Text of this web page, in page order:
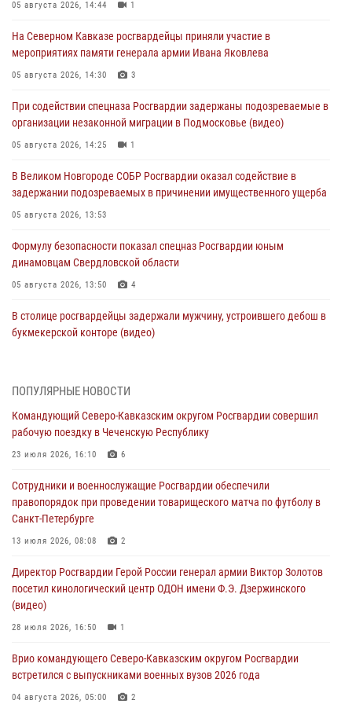
05 августа 2026, 14:44 1
На Северном Кавказе росгвардейцы приняли участие в
мероприятиях памяти генерала армии Ивана Яковлева
05 августа 2026, 14:30 3
При содействии спецназа Росгвардии задержаны подозреваемые в
организации незаконной миграции в Подмосковье (видео)
05 августа 2026, 14:25 1
В Великом Новгороде СОБР Росгвардии оказал содействие в
задержании подозреваемых в причинении имущественного ущерба
05 августа 2026, 13:53
Формулу безопасности показал спецназ Росгвардии юным
динамовцам Свердловской области
05 августа 2026, 13:50 4
В столице росгвардейцы задержали мужчину, устроившего дебош в
букмекерской конторе (видео)
В Удмуртии при силовой поддержке спецназа Росгвардии
оздоровительных услуг (видео)
05 августа 2026, 13:20
посетили мастер-класс по художественной гимнастике
05 августа 2026, 13:00 3
Офицеры Росгвардии и ветераны войск правопорядка почтили
05 августа 2026, 12:40
Росгвардейцы приняли участие в акции «Волна памяти»,
посвящённой 83‑й годовщине освобождения Белгорода от
05 августа 2026, 12:13 1
ПОПУЛЯРНЫЕ НОВОСТИ
Командующий Северо-Кавказским округом Росгвардии совершил
рабочую поездку в Чеченскую Республику
23 июля 2026, 16:10 6
Сотрудники и военнослужащие Росгвардии обеспечили
правопорядок при проведении товарищеского матча по футболу в
Санкт-Петербурге
13 июля 2026, 08:08 2
Директор Росгвардии Герой России генерал армии Виктор Золотов
посетил кинологический центр ОДОН имени Ф.Э. Дзержинского
(видео)
28 июля 2026, 16:50 1
Врио командующего Северо-Кавказским округом Росгвардии
встретился с выпускниками военных вузов 2026 года
04 августа 2026, 05:00 2